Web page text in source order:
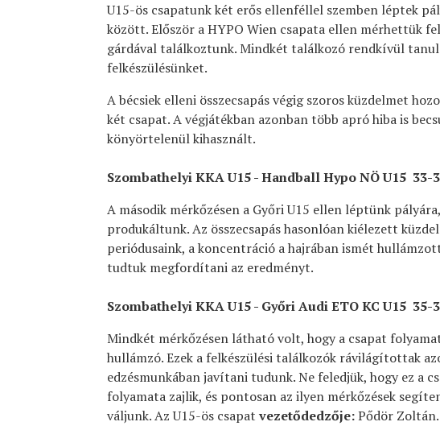
U15-ös csapatunk két erős ellenféllel szemben léptek
között. Először a HYPO Wien csapata ellen mérhettük
gárdával találkoztunk. Mindkét találkozó rendkívül
felkészülésünket.
A bécsiek elleni összecsapás végig szoros küzdelmet
két csapat. A végjátékban azonban több apró hiba is
könyörtelenül kihasznált.
Szombathelyi KKA U15 - Handball Hypo NÖ U15 33-
A második mérkőzésen a Győri U15 ellen léptünk
produkáltunk. Az összecsapás hasonlóan kiélezett
periódusaink, a koncentráció a hajrában ismét
tudtuk megfordítani az eredményt.
Szombathelyi KKA U15 - Győri Audi ETO KC U15 35-
Mindkét mérkőzésen látható volt, hogy a csapat
hullámzó. Ezek a felkészülési találkozók rávilágítottak
edzésmunkában javítani tudunk. Ne feledjük, hogy ez a
folyamata zajlik, és pontosan az ilyen mérkőzések
váljunk. Az U15-ös csapat vezetődedzője:Pődör Zoltán.